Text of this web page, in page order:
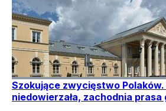
Szokujące zwycięstwo Polaków.
niedowierzała, zachodnia prasa